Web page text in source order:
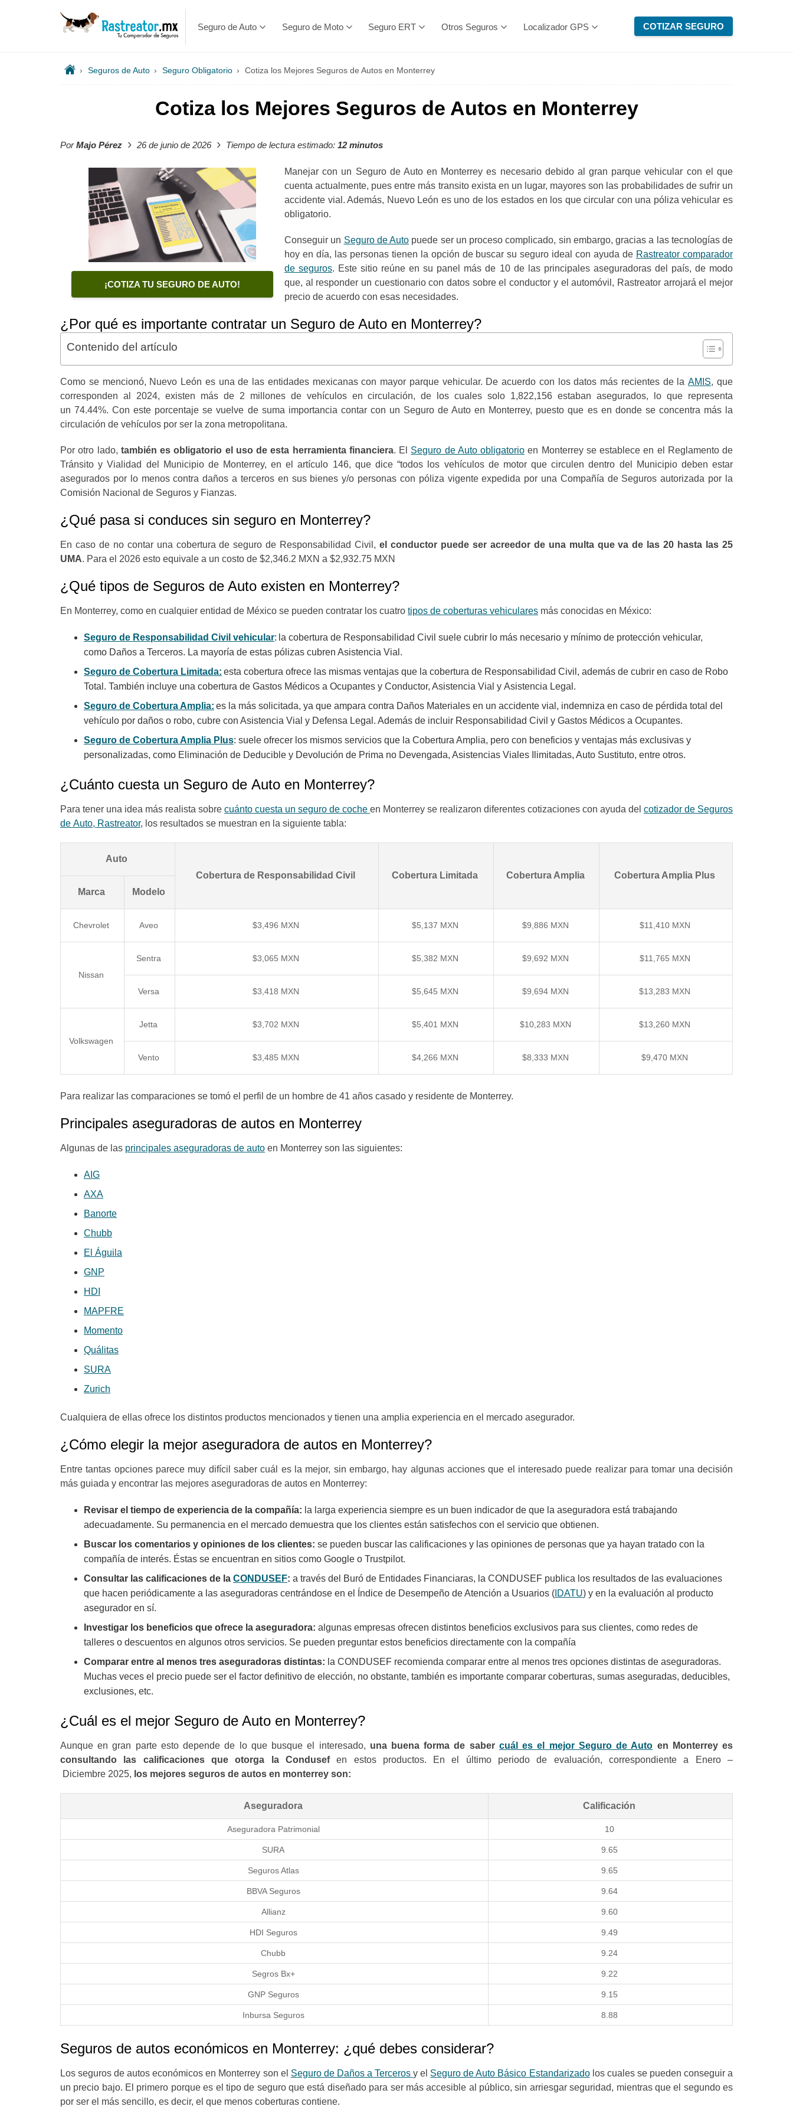
Seguro de Auto Seguro de Moto Seguro ERT Otros Seguros Localizador GPS COTIZAR SEGURO
› Seguros de Auto › Seguro Obligatorio › Cotiza los Mejores Seguros de Autos en Monterrey
Cotiza los Mejores Seguros de Autos en Monterrey
PorMajo Pérez › 26 de junio de 2026 › Tiempo de lectura estimado: 12 minutos
¡COTIZA TU SEGURO DE AUTO!
Manejar con un Seguro de Auto en Monterrey es necesario debido al gran parque vehicular con el que
cuenta actualmente, pues entre más transito exista en un lugar, mayores son las probabilidades de sufrir un
accidente vial. Además, Nuevo León es uno de los estados en los que circular con una póliza vehicular es
obligatorio.
Conseguir un Seguro de Auto puede ser un proceso complicado, sin embargo, gracias a las tecnologías de
hoy en día, las personas tienen la opción de buscar su seguro ideal con ayuda de Rastreator comparador
de seguros. Este sitio reúne en su panel más de 10 de las principales aseguradoras del país, de modo
que, al responder un cuestionario con datos sobre el conductor y el automóvil, Rastreator arrojará el mejor
precio de acuerdo con esas necesidades.
¿Por qué es importante contratar un Seguro de Auto en Monterrey?
Contenido del artículo
Como se mencionó, Nuevo León es una de las entidades mexicanas con mayor parque vehicular. De acuerdo con los datos más recientes de laAMIS, que
corresponden al 2024, existen más de 2 millones de vehículos en circulación, de los cuales solo 1,822,156 estaban asegurados, lo que representa
un 74.44%. Con este porcentaje se vuelve de suma importancia contar con un Seguro de Auto en Monterrey, puesto que es en donde se concentra más la
circulación de vehículos por ser la zona metropolitana.
Por otro lado, también es obligatorio el uso de esta herramienta financiera. El Seguro de Auto obligatorio en Monterrey se establece en el Reglamento de
Tránsito y Vialidad del Municipio de Monterrey, en el artículo 146, que dice “todos los vehículos de motor que circulen dentro del Municipio deben estar
asegurados por lo menos contra daños a terceros en sus bienes y/o personas con póliza vigente expedida por una Compañía de Seguros autorizada por la
Comisión Nacional de Seguros y Fianzas.
¿Qué pasa si conduces sin seguro en Monterrey?
En caso de no contar una cobertura de seguro de Responsabilidad Civil,el conductor puede ser acreedor de una multa que va de las 20 hasta las 25
UMA. Para el 2026 esto equivale a un costo de $2,346.2 MXN a $2,932.75 MXN
¿Qué tipos de Seguros de Auto existen en Monterrey?
En Monterrey, como en cualquier entidad de México se pueden contratar los cuatro tipos de coberturas vehiculares más conocidas en México:
Seguro de Responsabilidad Civil vehicular: la cobertura de Responsabilidad Civil suele cubrir lo más necesario y mínimo de protección vehicular,
como Daños a Terceros. La mayoría de estas pólizas cubren Asistencia Vial.
Seguro de Cobertura Limitada: esta cobertura ofrece las mismas ventajas que la cobertura de Responsabilidad Civil, además de cubrir en caso de Robo
Total. También incluye una cobertura de Gastos Médicos a Ocupantes y Conductor, Asistencia Vial y Asistencia Legal.
Seguro de Cobertura Amplia: es la más solicitada, ya que ampara contra Daños Materiales en un accidente vial, indemniza en caso de pérdida total del
vehículo por daños o robo, cubre con Asistencia Vial y Defensa Legal. Además de incluir Responsabilidad Civil y Gastos Médicos a Ocupantes.
Seguro de Cobertura Amplia Plus: suele ofrecer los mismos servicios que la Cobertura Amplia, pero con beneficios y ventajas más exclusivas y
personalizadas, como Eliminación de Deducible y Devolución de Prima no Devengada, Asistencias Viales Ilimitadas, Auto Sustituto, entre otros.
¿Cuánto cuesta un Seguro de Auto en Monterrey?
Para tener una idea más realista sobre cuánto cuesta un seguro de coche en Monterrey se realizaron diferentes cotizaciones con ayuda del cotizador de Seguros
de Auto, Rastreator, los resultados se muestran en la siguiente tabla:
Auto
Cobertura de Responsabilidad Civil
Cobertura Limitada Cobertura Amplia
Cobertura Amplia Plus
Marca
Modelo
Chevrolet Aveo $3,496 MXN $5,137 MXN $9,886 MXN $11,410 MXN
Nissan
Sentra $3,065 MXN $5,382 MXN $9,692 MXN $11,765 MXN
Versa $3,418 MXN $5,645 MXN $9,694 MXN $13,283 MXN
Volkswagen
Jetta $3,702 MXN $5,401 MXN $10,283 MXN $13,260 MXN
Vento $3,485 MXN $4,266 MXN $8,333 MXN $9,470 MXN
Para realizar las comparaciones se tomó el perfil de un hombre de 41 años casado y residente de Monterrey.
Principales aseguradoras de autos en Monterrey
Algunas de las principales aseguradoras de auto en Monterrey son las siguientes:
AIG
AXA
Banorte
Chubb
El Águila
GNP
HDI
MAPFRE
Momento
Quálitas
SURA
Zurich
Cualquiera de ellas ofrece los distintos productos mencionados y tienen una amplia experiencia en el mercado asegurador.
¿Cómo elegir la mejor aseguradora de autos en Monterrey?
Entre tantas opciones parece muy difícil saber cuál es la mejor, sin embargo, hay algunas acciones que el interesado puede realizar para tomar una decisión
más guiada y encontrar las mejores aseguradoras de autos en Monterrey:
Revisar el tiempo de experiencia de la compañía: la larga experiencia siempre es un buen indicador de que la aseguradora está trabajando
adecuadamente. Su permanencia en el mercado demuestra que los clientes están satisfechos con el servicio que obtienen.
Buscar los comentarios y opiniones de los clientes: se pueden buscar las calificaciones y las opiniones de personas que ya hayan tratado con la
compañía de interés. Éstas se encuentran en sitios como Google o Trustpilot.
Consultar las calificaciones de la CONDUSEF: a través del Buró de Entidades Financiaras, la CONDUSEF publica los resultados de las evaluaciones
que hacen periódicamente a las aseguradoras centrándose en el Índice de Desempeño de Atención a Usuarios ( IDATU) y en la evaluación al producto
asegurador en sí.
Investigar los beneficios que ofrece la aseguradora: algunas empresas ofrecen distintos beneficios exclusivos para sus clientes, como redes de
talleres o descuentos en algunos otros servicios. Se pueden preguntar estos beneficios directamente con la compañía
Comparar entre al menos tres aseguradoras distintas: la CONDUSEF recomienda comparar entre al menos tres opciones distintas de aseguradoras.
Muchas veces el precio puede ser el factor definitivo de elección, no obstante, también es importante comparar coberturas, sumas aseguradas, deducibles,
exclusiones, etc.
¿Cuál es el mejor Seguro de Auto en Monterrey?
Aunque en gran parte esto depende de lo que busque el interesado, una buena forma de saber cuál es el mejor Seguro de Auto en Monterrey es
consultando las calificaciones que otorga la Condusefen estos productos. En el último periodo de evaluación, correspondiente a Enero –
Diciembre 2025, los mejores seguros de autos en monterrey son:
Aseguradora Calificación
Aseguradora Patrimonial 10
SURA 9.65
Seguros Atlas 9.65
BBVA Seguros 9.64
Allianz 9.60
HDI Seguros 9.49
Chubb 9.24
Segros Bx+ 9.22
GNP Seguros 9.15
Inbursa Seguros 8.88
Seguros de autos económicos en Monterrey: ¿qué debes considerar?
Los seguros de autos económicos en Monterrey son el Seguro de Daños a Terceros y el Seguro de Auto Básico Estandarizadolos cuales se pueden conseguir a
un precio bajo. El primero porque es el tipo de seguro que está diseñado para ser más accesible al público, sin arriesgar seguridad, mientras que el segundo es
por ser el más sencillo, es decir, el que menos coberturas contiene.